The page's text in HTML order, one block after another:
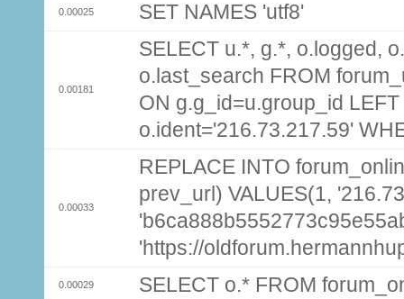
0.00025 SET NAMES 'utf8'
0.00181
SELECT u.*, g.*, o.logged,
o.last_search FROM
ON g.g_id=u.group_id
o.ident='216.73.217.59'
0.00033
REPLACE INTO
prev_url) VALUES(1,
'https://
0.00029 SELECT o.* FROM